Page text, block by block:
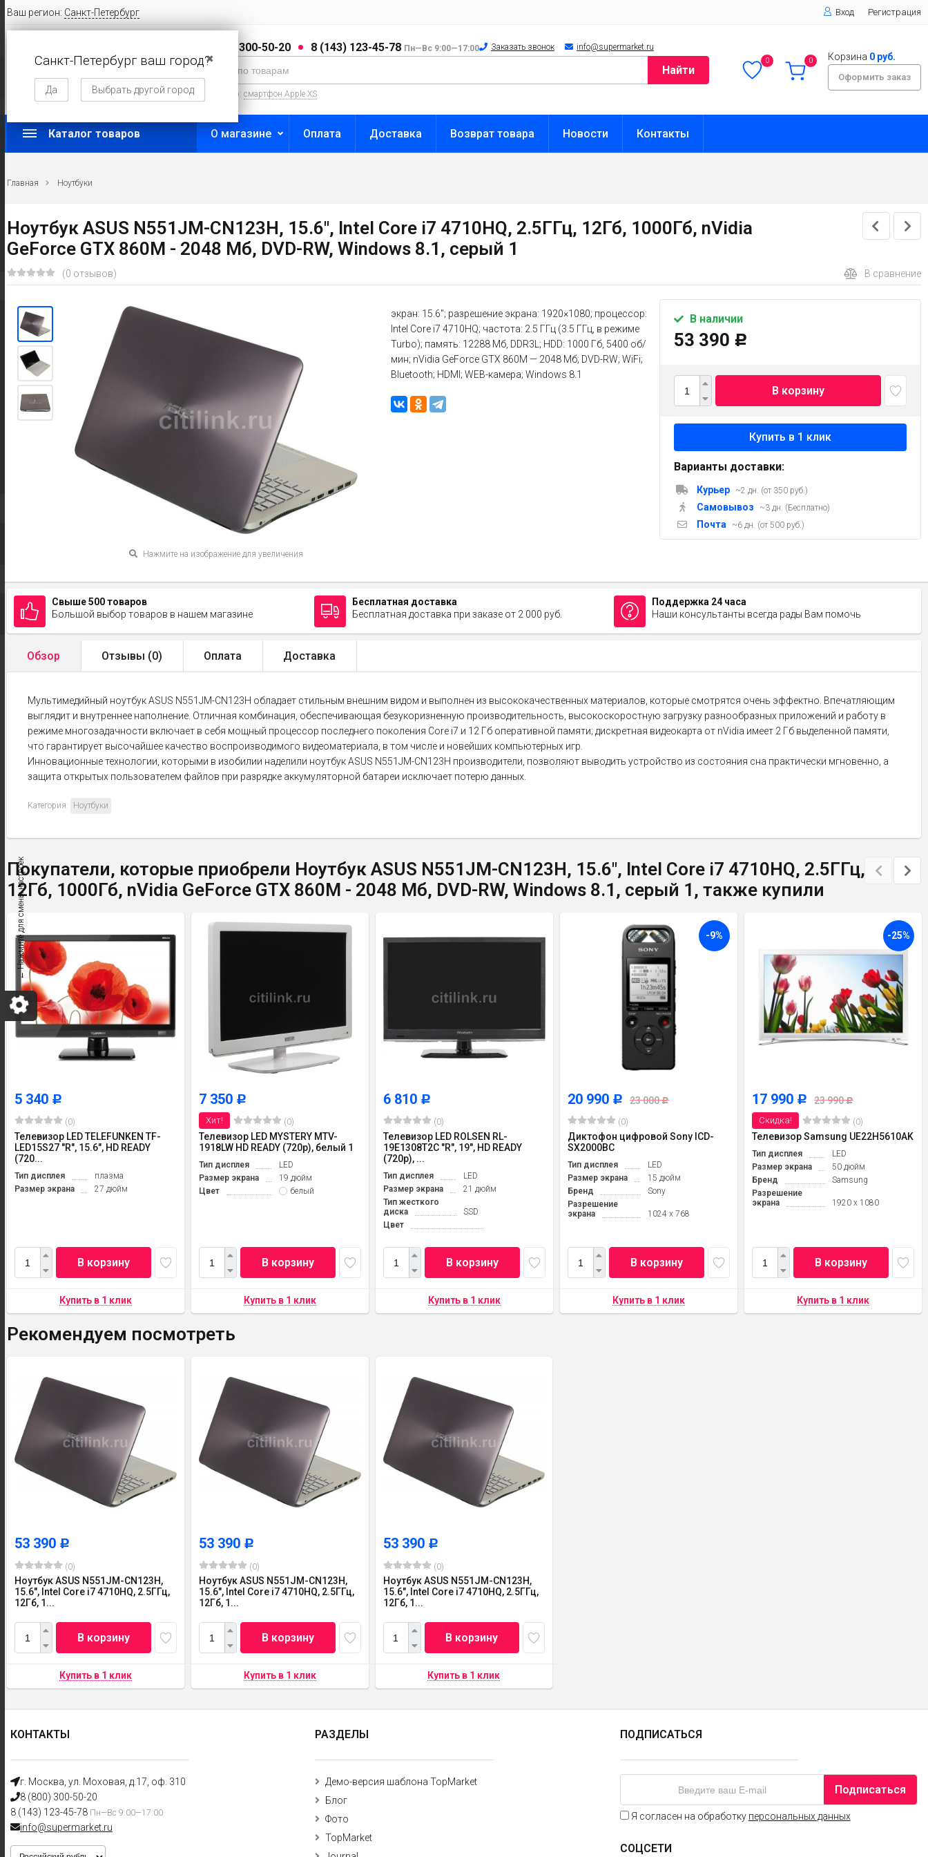
Ваш регион: Санкт-Петербург
✖
Санкт-Петербург ваш город?
Да Выбрать другой город
Вход Регистрация
8 (800) 300-50-20 8 (143) 123-45-78 Пн—Вс 9:00—17:00 Заказать звонок info@supermarket.ru
Найти
Например: смартфон Apple XS
0 0 Корзина 0 руб.
Оформить заказ
Каталог товаров О магазине Оплата Доставка Возврат товара Новости Контакты
Главная Ноутбуки
Ноутбук ASUS N551JM-CN123H, 15.6", Intel Core i7 4710HQ, 2.5ГГц, 12Гб, 1000Гб, nVidia
GeForce GTX 860M - 2048 Мб, DVD-RW, Windows 8.1, серый 1
(0 отзывов) В сравнение
Нажмите на изображение для увеличения
экран: 15.6"; разрешение экрана: 1920×1080; процессор:
Intel Core i7 4710HQ; частота: 2.5 ГГц (3.5 ГГц, в режиме
Turbo); память: 12288 Мб, DDR3L; HDD: 1000 Гб, 5400 об/
мин; nVidia GeForce GTX 860M — 2048 Мб; DVD-RW; WiFi;
Bluetooth; HDMI; WEB-камера; Windows 8.1
В наличии
53 390 Р
В корзину
Варианты доставки:
Курьер ~2 дн. (от 350 руб.)
Самовывоз ~3 дн. (Бесплатно)
Почта ~6 дн. (от 500 руб.)
Свыше 500 товаров
Большой выбор товаров в нашем магазине
Бесплатная доставка
Бесплатная доставка при заказе от 2 000 руб.
Поддержка 24 часа
Наши консультанты всегда рады Вам помочь
Обзор Отзывы (0) Оплата Доставка
Мультимедийный ноутбук ASUS N551JM-CN123H обладает стильным внешним видом и выполнен из высококачественных материалов, которые смотрятся очень эффектно. Впечатляющим
выглядит и внутреннее наполнение. Отличная комбинация, обеспечивающая безукоризненную производительность, высокоскоростную загрузку разнообразных приложений и работу в
режиме многозадачности включает в себя мощный процессор последнего поколения Core i7 и 12 Гб оперативной памяти; дискретная видеокарта от nVidia имеет 2 Гб выделенной памяти,
что гарантирует высочайшее качество воспроизводимого видеоматериала, в том числе и новейших компьютерных игр.
Инновационные технологии, которыми в изобилии наделили ноутбук ASUS N551JM-CN123H производители, позволяют выводить устройство из состояния сна практически мгновенно, а
защита открытых пользователем файлов при разрядке аккумуляторной батареи исключает потерю данных.
Категория: Ноутбуки
Покупатели, которые приобрели Ноутбук ASUS N551JM-CN123H, 15.6", Intel Core i7 4710HQ, 2.5ГГц,
12Гб, 1000Гб, nVidia GeForce GTX 860M - 2048 Мб, DVD-RW, Windows 8.1, серый 1, также купили
5 340 Р
(0)
Телевизор LED TELEFUNKEN TF-
LED15S27 "R", 15.6", HD READY
(720...
Тип дисплея
плазма
Размер экрана
27 дюйм
В корзину
7 350 Р
Хит! (0)
Телевизор LED MYSTERY MTV-
1918LW HD READY (720p), белый 1
Тип дисплея
LED
Размер экрана
19 дюйм
Цвет
белый
В корзину
6 810 Р
(0)
Телевизор LED ROLSEN RL-
19E1308T2C "R", 19", HD READY
(720p), ...
Тип дисплея
LED
Размер экрана
21 дюйм
Тип жесткого
диска
SSD
Цвет
В корзину
-9%
20 990 Р 23 000Р
(0)
Диктофон цифровой Sony ICD-
SX2000BC
Тип дисплея
LED
Размер экрана
15 дюйм
Бренд
Sony
Разрешение
экрана
1024 x 768
В корзину
-25%
17 990 Р 23 990Р
Скидка! (0)
Телевизор Samsung UE22H5610AK
Тип дисплея
LED
Размер экрана
50 дюйм
Бренд
Samsung
Разрешение
экрана
1920 x 1080
В корзину
Рекомендуем посмотреть
53 390 Р
(0)
Ноутбук ASUS N551JM-CN123H,
15.6", Intel Core i7 4710HQ, 2.5ГГц,
12Гб, 1...
В корзину
53 390 Р
(0)
Ноутбук ASUS N551JM-CN123H,
15.6", Intel Core i7 4710HQ, 2.5ГГц,
12Гб, 1...
В корзину
53 390 Р
(0)
Ноутбук ASUS N551JM-CN123H,
15.6", Intel Core i7 4710HQ, 2.5ГГц,
12Гб, 1...
В корзину
КОНТАКТЫ
г. Москва, ул. Моховая, д.17, оф. 310
8 (800) 300-50-20
8 (143) 123-45-78 Пн—Вс 9:00—17:00
info@supermarket.ru
РАЗДЕЛЫ
Демо-версия шаблона TopMarket
Блог
Фото
TopMarket
ПОДПИСАТЬСЯ
Подписаться
Я согласен на обработку персональных данных
СОЦСЕТИ
← Нажмите для смены настроек